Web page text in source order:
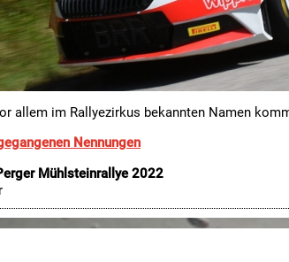
allem im Rallyezirkus bekannten Namen
Nennungen
Mühlsteinrallye 2022